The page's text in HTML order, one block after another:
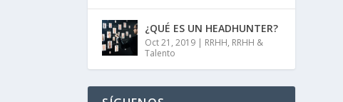
¿QUÉ ES UN HEADHUNTER?
Oct 21, 2019 | RRHH, RRHH &
Talento